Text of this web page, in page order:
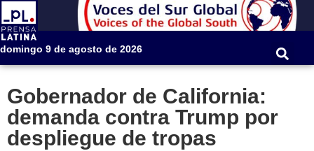
domingo 9 de agosto de 2026
Gobernador de California:
demanda contra Trump por
despliegue de tropas